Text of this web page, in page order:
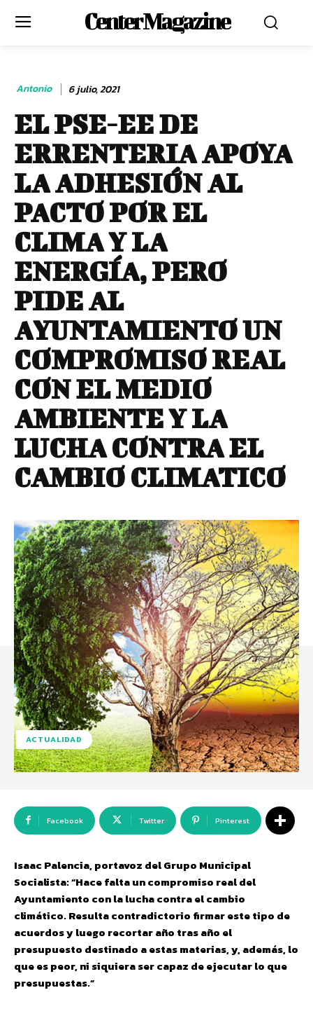
Center Magazine
Antonio 6 julio, 2021
EL PSE-EE DE
ERRENTERIA APOYA
LA ADHESIÓN AL
PACTO POR EL
CLIMA Y LA
ENERGÍA, PERO
PIDE AL
AYUNTAMIENTO UN
COMPROMISO REAL
CON EL MEDIO
AMBIENTE Y LA
LUCHA CONTRA EL
CAMBIO CLIMATICO
ACTUALIDAD
Facebook Twitter Pinterest
Isaac Palencia, portavoz del Grupo Municipal
Socialista: “Hace falta un compromiso real del
Ayuntamiento con la lucha contra el cambio
climático. Resulta contradictorio firmar este tipo de
acuerdos y luego recortar año tras año el
presupuesto destinado a estas materias, y, además, lo
que es peor, ni siquiera ser capaz de ejecutar lo que
presupuestas.”